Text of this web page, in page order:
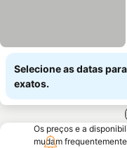
Selecione as datas
exatos.
Os preços e a
mudam